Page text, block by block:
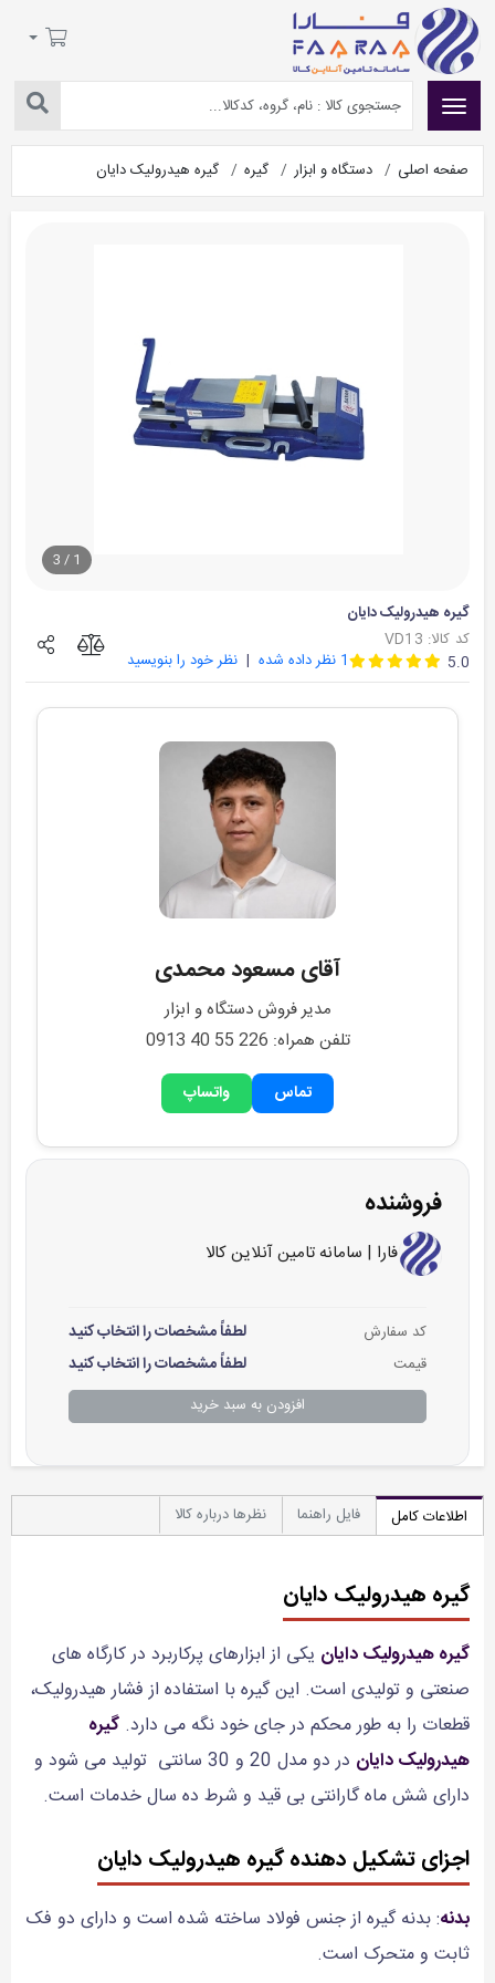
صفحه اصلی دستگاه و ابزار گیره گیره هیدرولیک دایان
1
/
3
گیره هیدرولیک دایان
کد کالا: VD13
5.0
1 نظر داده شده نظر خود را بنویسید
آقای مسعود محمدی
مدیر فروش دستگاه و ابزار
تلفن همراه: 0913 40 55 226
تماس واتساپ
فروشنده
فارا | سامانه تامین آنلاین کالا
کد سفارش لطفاً مشخصات را انتخاب کنید
قیمت لطفاً مشخصات را انتخاب کنید
افزودن به سبد خرید
اطلاعات کامل فایل راهنما نظرها درباره کالا
گیره هیدرولیک دایان
گیره هیدرولیک دایان یکی از ابزارهای پرکاربرد در کارگاه های
صنعتی و تولیدی است. این گیره با استفاده از فشار هیدرولیک،
قطعات را به طور محکم در جای خود نگه می دارد. گیره
هیدرولیک دایان
در دو مدل 20 و 30 سانتی تولید می شود و
دارای شش ماه گارانتی بی قید و شرط ده سال خدمات است.
اجزای تشکیل دهنده گیره هیدرولیک دایان
بدنه: بدنه گیره از جنس فولاد ساخته شده است و دارای دو فک
ثابت و متحرک است.